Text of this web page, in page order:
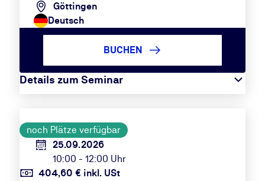
Göttingen
Deutsch
Details zum Seminar
BUCHEN
noch Plätze verfügbar
25.09.2026
10:00 - 12:00 Uhr
404,60 € inkl. USt